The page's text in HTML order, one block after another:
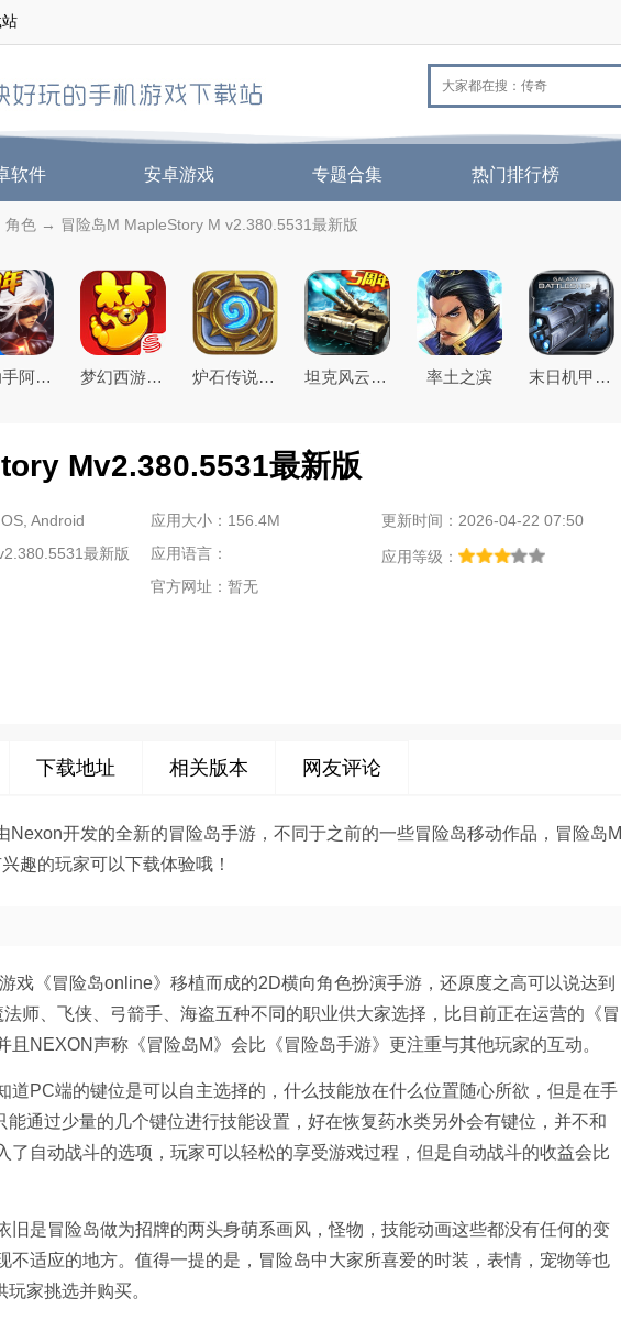
软件 安卓游戏 专题合集 热门排行榜
角色 → 冒险岛M MapleStory M v2.380.5531最新版
xy助手阿拉德之怒ios版 梦幻西游手游 炉石传说：魔兽英雄传 坦克风云OL安卓官方版 率土之滨 末日机甲风暴之霹雳对战2022最新版
Mv2.380.5531最新版
Android 应用大小：156.4M
更新时间：2026-04-22 07:50
最新版
应用语言：
应用等级：
官方网址：暂无
下载地址 相关版本 网友评论
Nexon开发的全新的冒险岛手游，不同于之前的一些冒险岛移动作品，冒险岛M
趣的玩家可以下载体验哦！
戏《冒险岛online》移植而成的2D横向角色扮演手游，还原度之高可以说达到
师、飞侠、弓箭手、海盗五种不同的职业供大家选择，比目前正在运营的《冒
且NEXON声称《冒险岛M》会比《冒险岛手游》更注重与其他玩家的互动。
道PC端的键位是可以自主选择的，什么技能放在什么位置随心所欲，但是在手
能通过少量的几个键位进行技能设置，好在恢复药水类另外会有键位，并不和
了自动战斗的选项，玩家可以轻松的享受游戏过程，但是自动战斗的收益会比
旧是冒险岛做为招牌的两头身萌系画风，怪物，技能动画这些都没有任何的变
不适应的地方。值得一提的是，冒险岛中大家所喜爱的时装，表情，宠物等也
家挑选并购买。